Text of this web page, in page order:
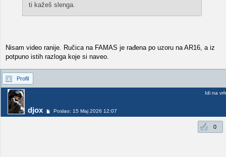
ti kažeš slenga.
Nisam video ranije. Ručica na FAMAS je rađena po uzoru na AR16, a iz
potpuno istih razloga koje si naveo.
Profil
djox Poslao: 15 Maj 2026 12:07
Idi na vrh
0